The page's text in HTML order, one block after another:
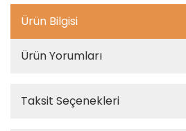
Ürün Bilgisi
Ürün Yorumları
Taksit Seçenekleri